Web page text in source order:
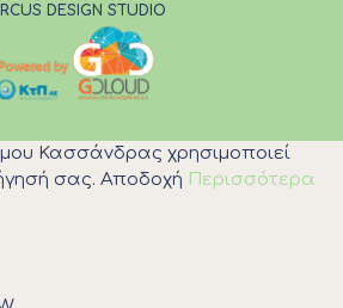
DESIGN STUDIO
Κασσάνδρας χρησιμοποιεί
σας. Αποδοχή Περισσότερα